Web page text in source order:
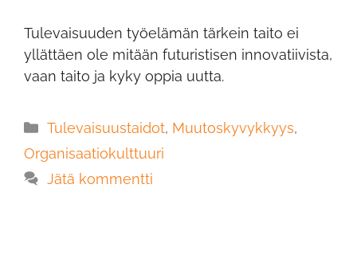
Tulevaisuuden työelämän tärkein taito ei
yllättäen ole mitään futuristisen innovatiivista,
vaan taito ja kyky oppia uutta.
Tulevaisuustaidot, Muutoskyvykkyys,
Organisaatiokulttuuri
Jätä kommentti